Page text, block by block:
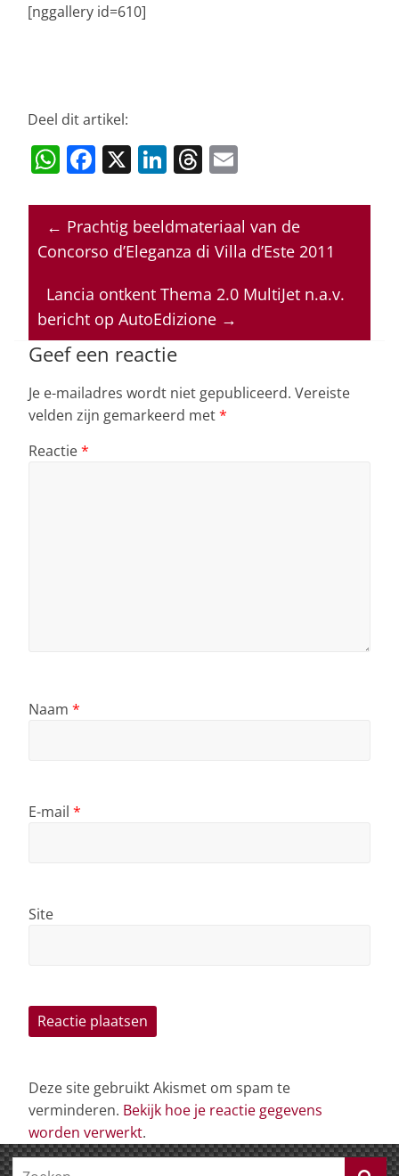
[nggallery id=610]
Deel dit artikel:
W
at
s
p
p
F
c
e
o
o
k
X Li
k
e
n
T
re
a
s
ai
l
← Prachtig beeldmateriaal van de
Concorso d’Eleganza di Villa d’Este 2011
Lancia ontkent Thema 2.0 MultiJet n.a.v.
bericht op AutoEdizione →
Geef een reactie
Je e-mailadres wordt niet gepubliceerd. Vereiste
velden zijn gemarkeerd met*
Reactie*
Naam *
E-mail *
Site
Deze site gebruikt Akismet om spam te
verminderen. Bekijk hoe je reactie gegevens
worden verwerkt.